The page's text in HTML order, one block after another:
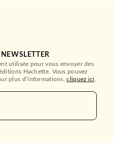
utilisée pour vous envoyer des
Hachette. Vous pouvez
plus d’informations,cliquez ici